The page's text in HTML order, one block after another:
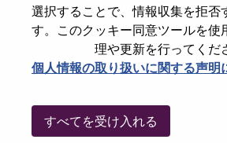
選択することで、情報収集を拒否
す。このクッキー同意ツールを使
理や更新を行ってくだ
個人情報の取り扱いに関する声明
すべてを受け入れる
パスワードをリセットください
E-mail*